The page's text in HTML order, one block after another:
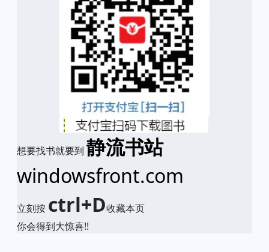
想要找书就要到 静流书站
windowsfront.com
立刻按 ctrl+D收藏本页
你会得到大惊喜!!